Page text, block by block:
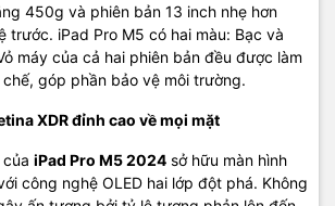
450g và phiên bản 13 inch nhẹ hơn
trước. iPad Pro M5 có hai màu: Bạc và
máy của cả hai phiên bản đều được làm
góp phần bảo vệ môi trường.
XDR đỉnh cao về mọi mặt
của iPad Pro M5 2024 sở hữu màn hình
công nghệ OLED hai lớp đột phá. Không